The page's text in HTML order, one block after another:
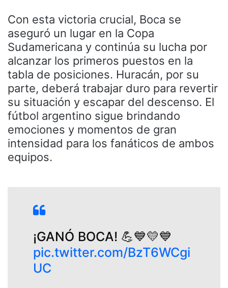
Con esta victoria crucial, Boca se
aseguró un lugar en la Copa
Sudamericana y continúa su lucha por
alcanzar los primeros puestos en la
tabla de posiciones. Huracán, por su
parte, deberá trabajar duro para revertir
su situación y escapar del descenso. El
fútbol argentino sigue brindando
emociones y momentos de gran
intensidad para los fanáticos de ambos
equipos.
¡GANÓ BOCA! 💪💙💛💙
pic.twitter.com/BzT6WCgi
UC